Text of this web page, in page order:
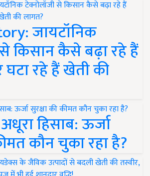
जायटॉनिक
किसान कैसे बढ़ा रहे हैं
रहे हैं खेती की
हिसाब: ऊर्जा
कौन चुका रहा है?